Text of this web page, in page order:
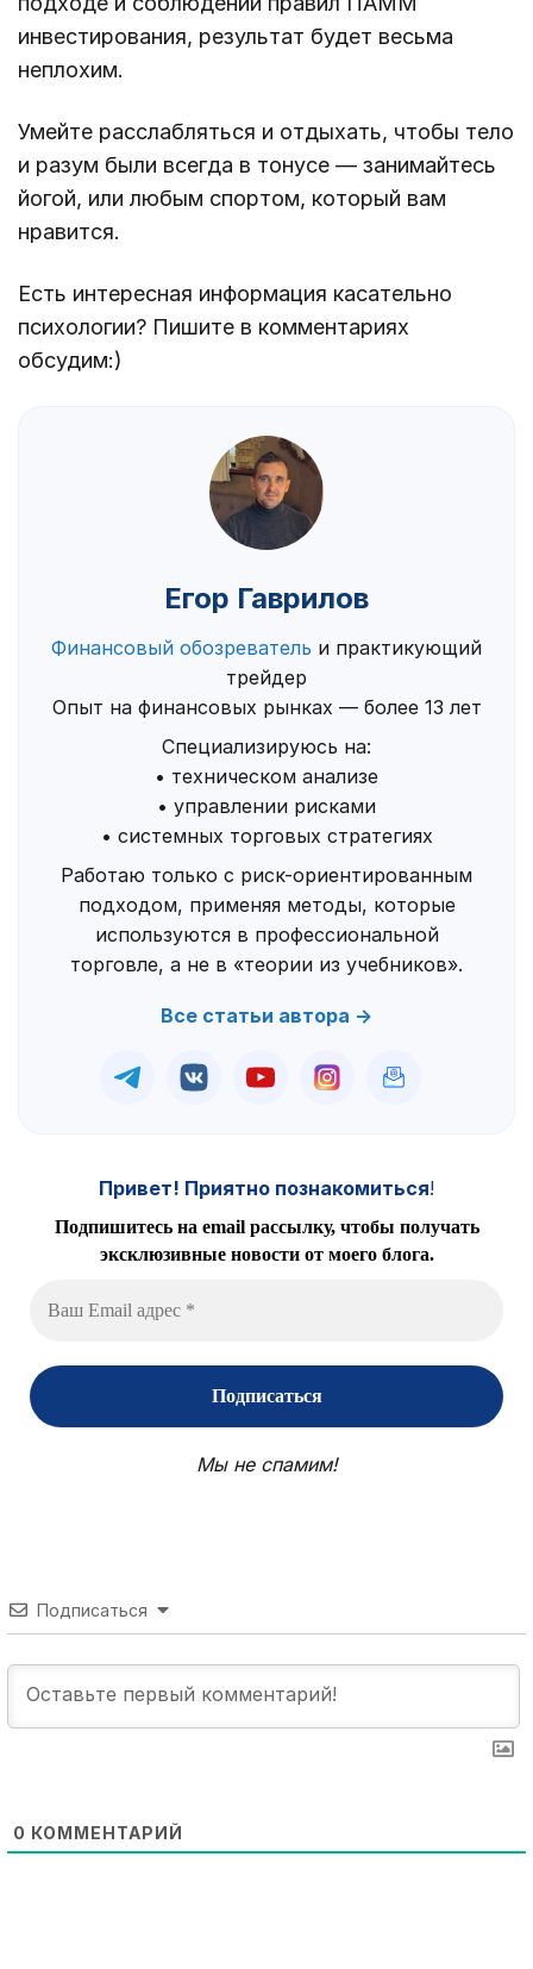
инвестирования, результат будет весьма
неплохим.
Умейте расслабляться и отдыхать, чтобы тело
и разум были всегда в тонусе — занимайтесь
йогой, или любым спортом, который вам
нравится.
Есть интересная информация касательно
психологии? Пишите в комментариях
обсудим:)
Егор Гаврилов
Финансовый обозреватель и практикующий
трейдер
Опыт на финансовых рынках — более 13 лет
Специализируюсь на:
• техническом анализе
• управлении рисками
• системных торговых стратегиях
Работаю только с риск-ориентированным
подходом, применяя методы, которые
используются в профессиональной
торговле, а не в «теории из учебников».
Все статьи автора →
Привет! Приятно познакомиться!
Подпишитесь на email рассылку, чтобы получать
эксклюзивные новости от моего блога.
Мы не спамим!
Подписаться
0 КОММЕНТАРИЙ